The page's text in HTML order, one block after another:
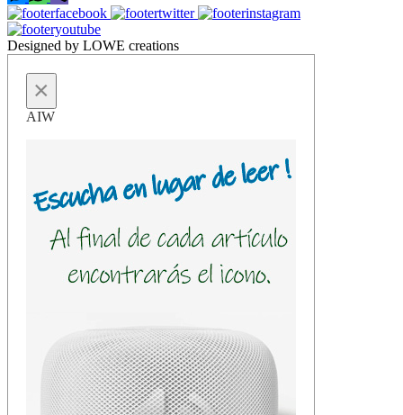
Designed by LOWE creations
×
AIW